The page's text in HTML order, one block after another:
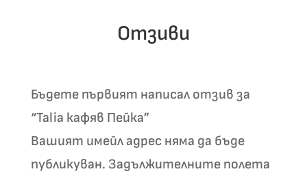
chosen
on
the
product
page
The
options
chosen
product
page
Отзиви
Бъдете първият написал отзив за
“Talia кафяв Пейка”
Вашият имейл адрес няма да бъде
публикуван. Задължителните полета